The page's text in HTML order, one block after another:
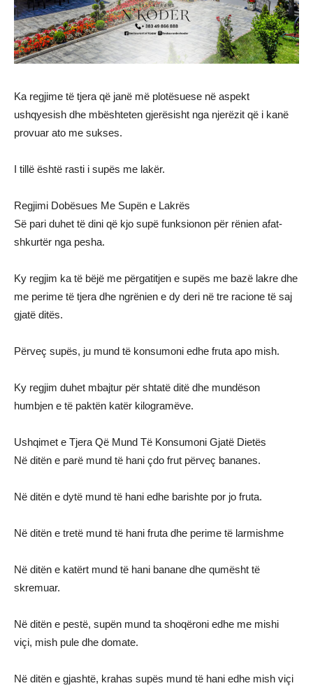
Ka regjime të tjera që janë më plotësuese në aspekt
ushqyesish dhe mbështeten gjerësisht nga njerëzit që i kanë
provuar ato me sukses.
I tillë është rasti i supës me lakër.
Regjimi Dobësues Me Supën e Lakrës
Së pari duhet të dini që kjo supë funksionon për rënien afat-
shkurtër nga pesha.
Ky regjim ka të bëjë me përgatitjen e supës me bazë lakre dhe
me perime të tjera dhe ngrënien e dy deri në tre racione të saj
gjatë ditës.
Përveç supës, ju mund të konsumoni edhe fruta apo mish.
Ky regjim duhet mbajtur për shtatë ditë dhe mundëson
humbjen e të paktën katër kilogramëve.
Ushqimet e Tjera Që Mund Të Konsumoni Gjatë Dietës
Në ditën e parë mund të hani çdo frut përveç bananes.
Në ditën e dytë mund të hani edhe barishte por jo fruta.
Në ditën e tretë mund të hani fruta dhe perime të larmishme
Në ditën e katërt mund të hani banane dhe qumësht të
skremuar.
Në ditën e pestë, supën mund ta shoqëroni edhe me mishi
viçi, mish pule dhe domate.
Në ditën e gjashtë, krahas supës mund të hani edhe mish viçi